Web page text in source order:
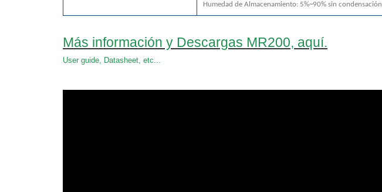
Humedad de Almacenamiento: 5%~90% sin condensación
Más información y Descargas MR200, aquí.
User guide, Datasheet, etc...